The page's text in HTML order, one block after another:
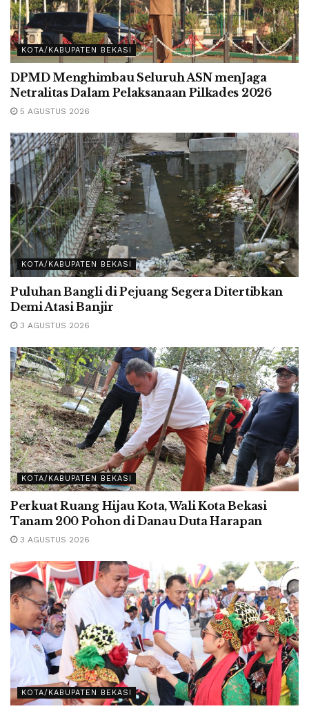
KOTA/KABUPATEN BEKASI
DPMD Menghimbau Seluruh ASN menJaga
Netralitas Dalam Pelaksanaan Pilkades 2026
5 AGUSTUS 2026
KOTA/KABUPATEN BEKASI
Puluhan Bangli di Pejuang Segera Ditertibkan
Demi Atasi Banjir
3 AGUSTUS 2026
KOTA/KABUPATEN BEKASI
Perkuat Ruang Hijau Kota, Wali Kota Bekasi
Tanam 200 Pohon di Danau Duta Harapan
3 AGUSTUS 2026
KOTA/KABUPATEN BEKASI